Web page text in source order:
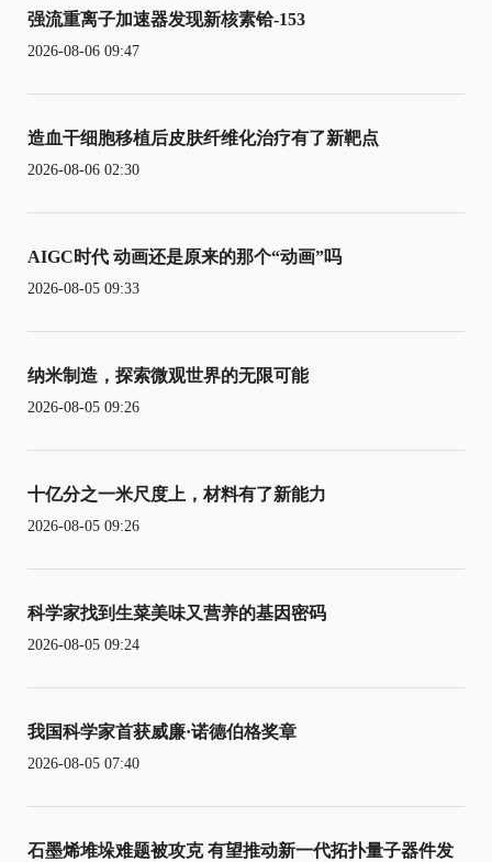
强流重离子加速器发现新核素铪-153
2026-08-06 09:47
造血干细胞移植后皮肤纤维化治疗有了新靶点
2026-08-06 02:30
AIGC时代 动画还是原来的那个“动画”吗
2026-08-05 09:33
纳米制造，探索微观世界的无限可能
2026-08-05 09:26
十亿分之一米尺度上，材料有了新能力
2026-08-05 09:26
科学家找到生菜美味又营养的基因密码
2026-08-05 09:24
我国科学家首获威廉·诺德伯格奖章
2026-08-05 07:40
石墨烯堆垛难题被攻克 有望推动新一代拓扑量子器件发